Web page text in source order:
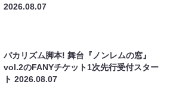
2026.08.07
バカリズム脚本! 舞台『ノンレムの窓』
vol.2のFANYチケット1次先行受付スター
ト2026.08.07